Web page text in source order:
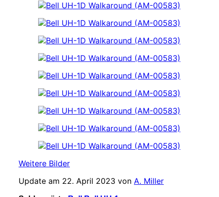
Weitere Bilder
Update am 22. April 2023 von A. Miller